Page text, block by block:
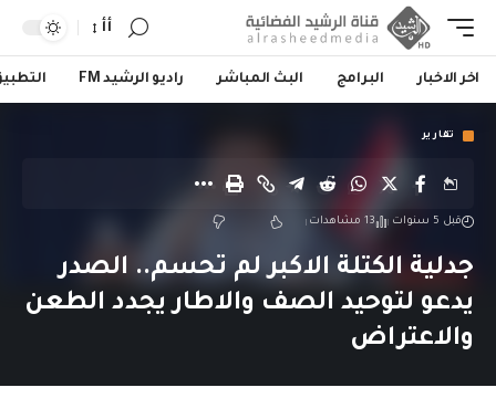
أأ
اخر الاخبار البرامج البث المباشر راديو الرشيد FM
تقارير
قبل 5 سنوات 13 مشاهدات
جدلية الكتلة الاكبر لم تحسم.. الصدر
يدعو لتوحيد الصف والاطار يجدد الطعن
والاعتراض